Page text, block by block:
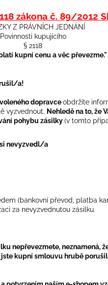
zákona č. 89/2012
Z PRÁVNÍCH JEDNÁNÍ
Povinnosti kupujícího
§ 2118
kupní cenu a věc převezme."
a!
dopravceobdržíte
vyzvednout. Nehledě na to, že
pohybu zásilky(v tomto
si nevyzvedl/a
(bankovní převod, platba
za nevyzvednutou zásilku.
nepřevezmete, neznamená,
kupní smlouvu hrubě